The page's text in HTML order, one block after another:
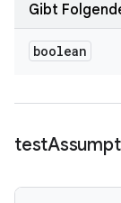
Gibt
boolean
test